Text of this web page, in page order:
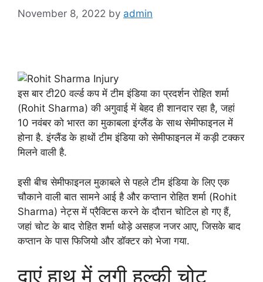
November 8, 2022 by admin
इस बार टी20 वर्ल्ड कप में टीम इंडिया का प्रदर्शन रोहित शर्मा
(Rohit Sharma) की अगुवाई में बेहद ही शानदार रहा है, जहां
10 नवंबर को भारत का मुकाबला इंग्लैंड के साथ सेमीफाइनल में
होना है. इंग्लैंड के हाथों टीम इंडिया को सेमीफाइनल में कड़ी टक्कर
मिलने वाली है.
इसी बीच सेमीफाइनल मुकाबले से पहले टीम इंडिया के लिए एक
चौकाने वाली बात सामने आई है और कप्तान रोहित शर्मा (Rohit
Sharma) नेट्स में प्रैक्टिस करने के दौरान चोटिल हो गए हैं,
जहां चोट के बाद रोहित शर्मा थोड़े असहज नजर आए, जिसके बाद
कप्तान के पास फिजियो और डॉक्टर को भेजा गया.
दाएं हाथ में लगी हल्की चोट